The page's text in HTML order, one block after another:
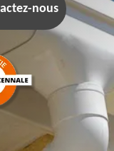
nous